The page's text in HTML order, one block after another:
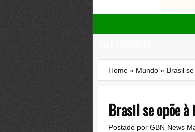
Home » Mundo » Brasil
Brasil se opõe
Postado por GBN News